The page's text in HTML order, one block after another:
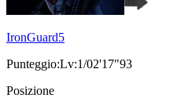
IronGuard5
Punteggio:Lv:1/02'17"93
Posizione